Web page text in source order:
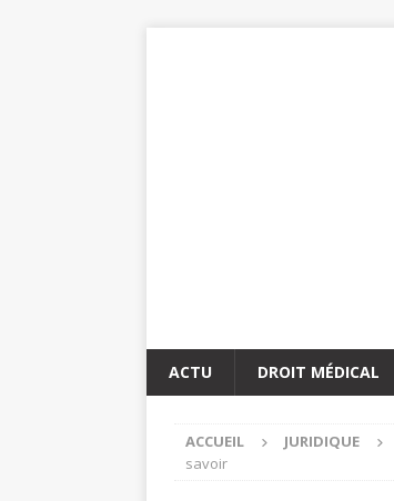
ACTU DROIT MÉDICAL
ACCUEIL JURIDIQUE
savoir